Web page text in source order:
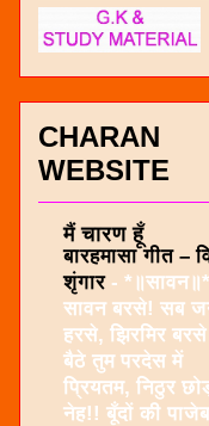
CHARAN
WEBSITE
मैं चारण हूँ
बारहमासा गीत –
शृंगार - *॥सावन॥*
सावन बरसे! सब
हरसे, झिरमिर
बैठे तुम परदेस में
प्रियतम, निठुर
नेह!! बूँदों की पाजेब